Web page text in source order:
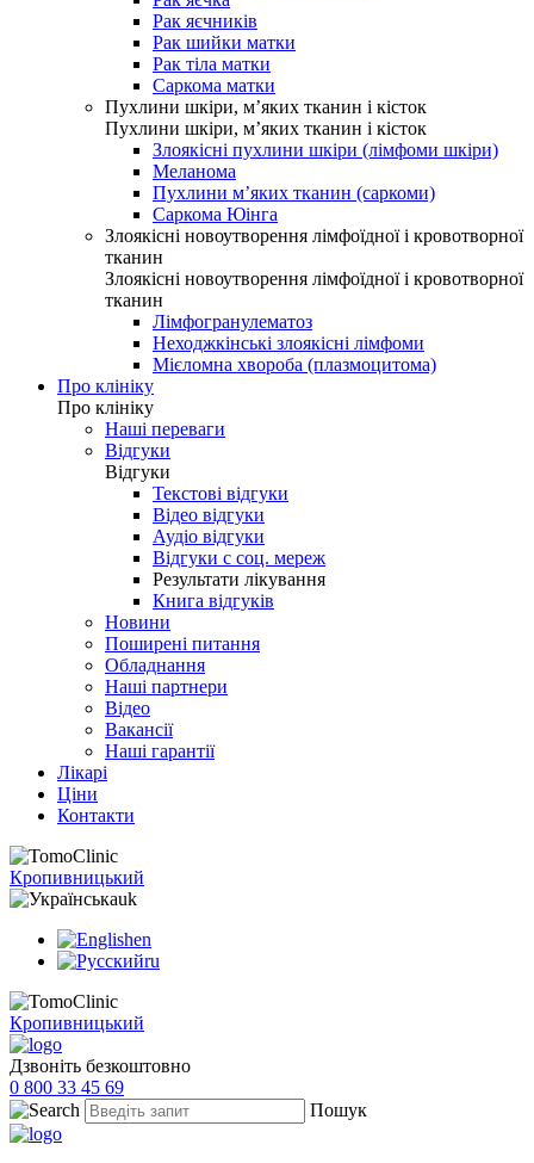
Рак яєчників
Рак шийки матки
Рак тіла матки
Саркома матки
Пухлини шкіри, м’яких тканин і кісток
Пухлини шкіри, м’яких тканин і кісток
Злоякісні пухлини шкіри (лімфоми шкіри)
Меланома
Пухлини м’яких тканин (саркоми)
Саркома Юінга
Злоякісні новоутворення лімфоїдної і кровотворної
тканин
Злоякісні новоутворення лімфоїдної і кровотворної
тканин
Лімфогранулематоз
Неходжкінські злоякісні лімфоми
Мієломна хвороба (плазмоцитома)
Про клініку
Про клініку
Наші переваги
Відгуки
Відгуки
Текстові відгуки
Відео відгуки
Аудіо відгуки
Відгуки с соц. мереж
Результати лікування
Книга відгуків
Новини
Поширені питання
Обладнання
Наші партнери
Відео
Вакансії
Наші гарантії
Лікарі
Ціни
Контакти
Кропивницький
uk
en
ru
Кропивницький
Дзвоніть безкоштовно
0 800 33 45 69
Пошук